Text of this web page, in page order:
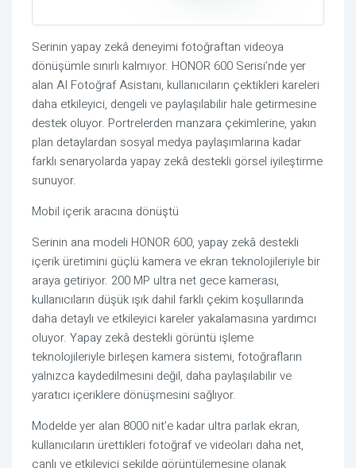
Serinin yapay zekâ deneyimi fotoğraftan videoya
dönüşümle sınırlı kalmıyor. HONOR 600 Serisi’nde yer
alan AI Fotoğraf Asistanı, kullanıcıların çektikleri kareleri
daha etkileyici, dengeli ve paylaşılabilir hale getirmesine
destek oluyor. Portrelerden manzara çekimlerine, yakın
plan detaylardan sosyal medya paylaşımlarına kadar
farklı senaryolarda yapay zekâ destekli görsel iyileştirme
sunuyor.
Mobil içerik aracına dönüştü
Serinin ana modeli HONOR 600, yapay zekâ destekli
içerik üretimini güçlü kamera ve ekran teknolojileriyle bir
araya getiriyor. 200 MP ultra net gece kamerası,
kullanıcıların düşük ışık dahil farklı çekim koşullarında
daha detaylı ve etkileyici kareler yakalamasına yardımcı
oluyor. Yapay zekâ destekli görüntü işleme
teknolojileriyle birleşen kamera sistemi, fotoğrafların
yalnızca kaydedilmesini değil, daha paylaşılabilir ve
yaratıcı içeriklere dönüşmesini sağlıyor.
Modelde yer alan 8000 nit’e kadar ultra parlak ekran,
kullanıcıların ürettikleri fotoğraf ve videoları daha net,
canlı ve etkileyici şekilde görüntülemesine olanak